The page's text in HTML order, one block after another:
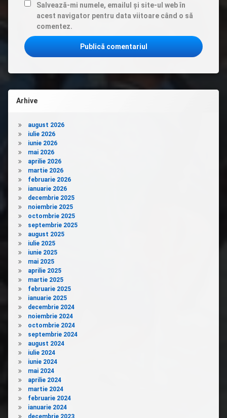
Salvează-mi numele, emailul și site-ul web în
acest navigator pentru data viitoare când o să
comentez.
Arhive
august 2026
iulie 2026
iunie 2026
mai 2026
aprilie 2026
martie 2026
februarie 2026
ianuarie 2026
decembrie 2025
noiembrie 2025
octombrie 2025
septembrie 2025
august 2025
iulie 2025
iunie 2025
mai 2025
aprilie 2025
martie 2025
februarie 2025
ianuarie 2025
decembrie 2024
noiembrie 2024
octombrie 2024
septembrie 2024
august 2024
iulie 2024
iunie 2024
mai 2024
aprilie 2024
martie 2024
februarie 2024
ianuarie 2024
decembrie 2023